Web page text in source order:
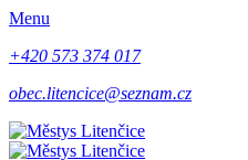
Menu
+420 573 374 017
obec.litencice@seznam.cz